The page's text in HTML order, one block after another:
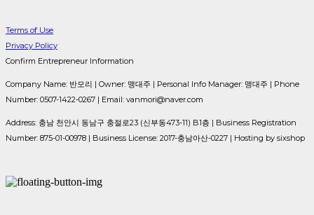
Terms of Use
Privacy Policy
Confirm Entrepreneur Information
Company Name: 반모리 | Owner: 맹대주 | Personal Info Manager: 맹대주 | Phone
Number: 0507-1422-0267 | Email: vanmori@naver.com
Address: 충남 천안시 동남구 충절로23 (신부동473-11) B1층 | Business Registration
Number: 875-01-00978 | Business License: 2017-충남아산-0227 | Hosting by sixshop